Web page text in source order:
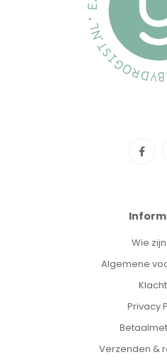
Wie
Algemene
Privacy
Verzenden &